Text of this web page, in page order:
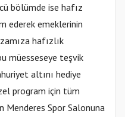
bölümde ise hafız
ederek emeklerinin
hafızlık
müesseseye teşvik
altını hediye
program için tüm
Menderes Spor Salonuna